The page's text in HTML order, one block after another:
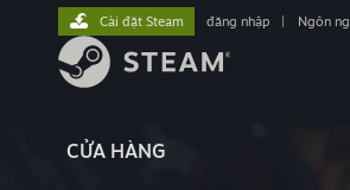
CỬA HÀNG
Cài đặt Steam đăng nhập Ngôn